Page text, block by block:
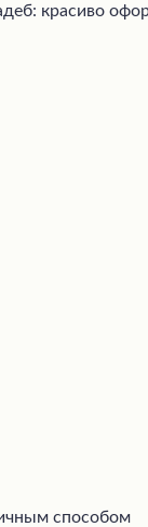
красиво
довольными
способом